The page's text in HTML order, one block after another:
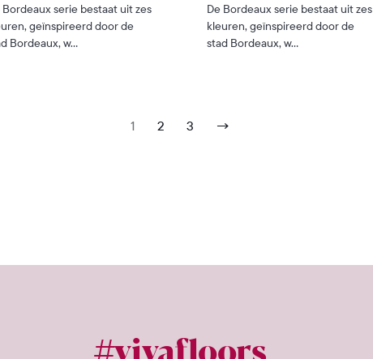
Bordeaux serie bestaat uit zes
geïnspireerd door de
Bordeaux, w...
De Bordeaux serie bestaat uit zes
kleuren, geïnspireerd door de
stad Bordeaux, w...
1 2 3 →